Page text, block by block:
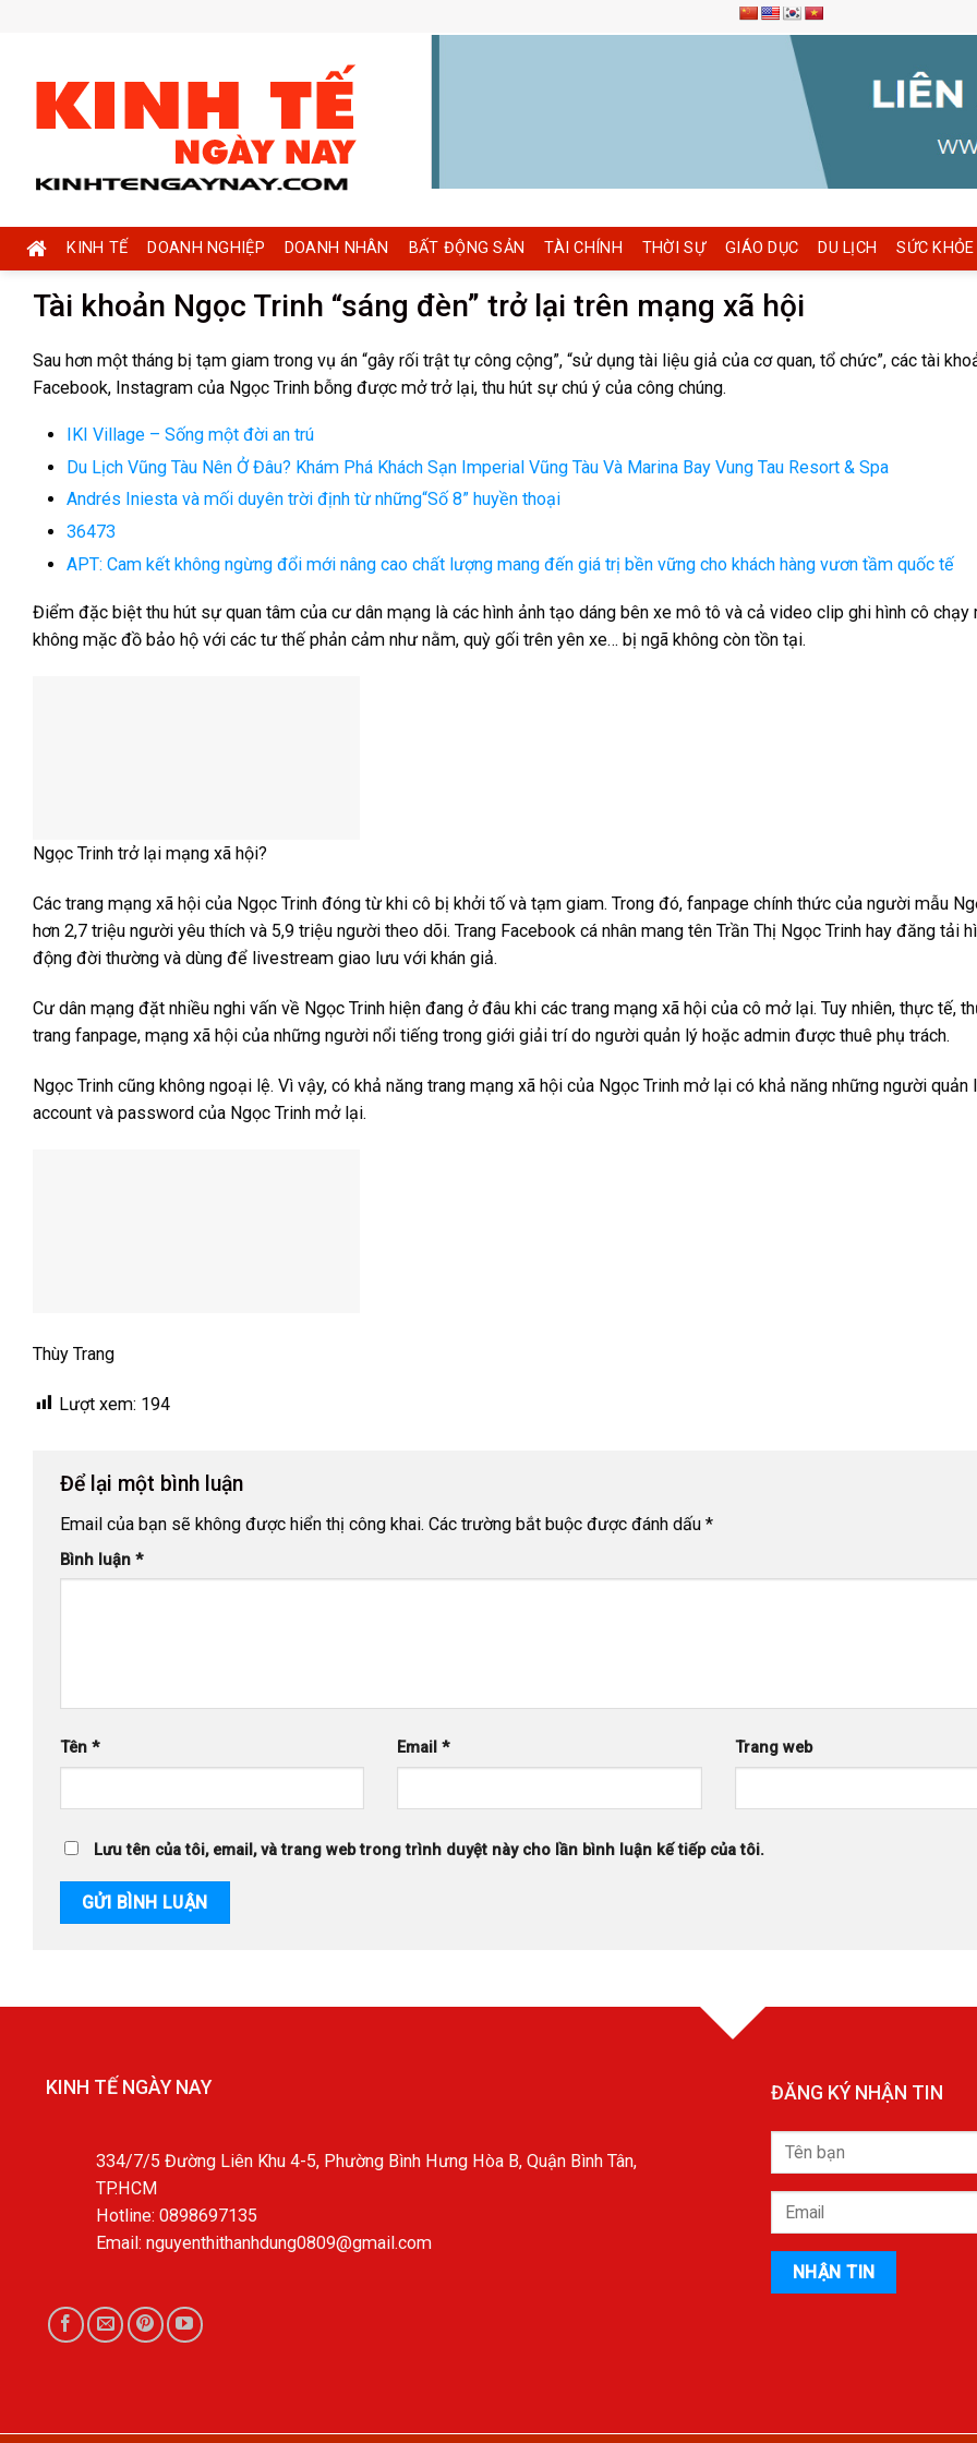
KINH TẾ DOANH NGHIỆP DOANH NHÂN BẤT ĐỘNG SẢN TÀI CHÍNH THỜI SỰ GIÁO DỤC DU LỊCH SỨC KHỎE
Tài khoản Ngọc Trinh “sáng đèn” trở lại trên mạng xã hội
Sau hơn một tháng bị tạm giam trong vụ án “gây rối trật tự công cộng”, “sử dụng tài liệu giả của cơ quan, tổ chức”, các tài
Facebook, Instagram của Ngọc Trinh bỗng được mở trở lại, thu hút sự chú ý của công chúng.
IKI Village – Sống một đời an trú
Du Lịch Vũng Tàu Nên Ở Đâu? Khám Phá Khách Sạn Imperial Vũng Tàu Và Marina Bay Vung Tau Resort & Spa
Andrés Iniesta và mối duyên trời định từ những“Số 8” huyền thoại
36473
APT: Cam kết không ngừng đổi mới nâng cao chất lượng mang đến giá trị bền vững cho khách hàng vươn tầm quốc tế
Điểm đặc biệt thu hút sự quan tâm của cư dân mạng là các hình ảnh tạo dáng bên xe mô tô và cả video clip ghi hình cô chạy
không mặc đồ bảo hộ với các tư thế phản cảm như nằm, quỳ gối trên yên xe… bị ngã không còn tồn tại.
Ngọc Trinh trở lại mạng xã hội?
Các trang mạng xã hội của Ngọc Trinh đóng từ khi cô bị khởi tố và tạm giam. Trong đó, fanpage chính thức của người mẫu
hơn 2,7 triệu người yêu thích và 5,9 triệu người theo dõi. Trang Facebook cá nhân mang tên Trần Thị Ngọc Trinh hay đăng tải
động đời thường và dùng để livestream giao lưu với khán giả.
Cư dân mạng đặt nhiều nghi vấn về Ngọc Trinh hiện đang ở đâu khi các trang mạng xã hội của cô mở lại. Tuy nhiên, thực tế,
trang fanpage, mạng xã hội của những người nổi tiếng trong giới giải trí do người quản lý hoặc admin được thuê phụ trách.
Ngọc Trinh cũng không ngoại lệ. Vì vậy, có khả năng trang mạng xã hội của Ngọc Trinh mở lại có khả năng những người quản
account và password của Ngọc Trinh mở lại.
Thùy Trang
Lượt xem: 194
Để lại một bình luận
Email của bạn sẽ không được hiển thị công khai. Các trường bắt buộc được đánh dấu *
Bình luận *
Tên * Email* Trang web
Lưu tên của tôi, email, và trang web trong trình duyệt này cho lần bình luận kế tiếp của tôi.
KINH TẾ NGÀY NAY
334/7/5 Đường Liên Khu 4-5, Phường Bình Hưng Hòa B, Quận Bình Tân,
TP.HCM
Hotline: 0898697135
Email: nguyenthithanhdung0809@gmail.com
ĐĂNG KÝ NHẬN TIN